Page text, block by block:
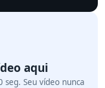
aqui
seg. Seu vídeo nunca